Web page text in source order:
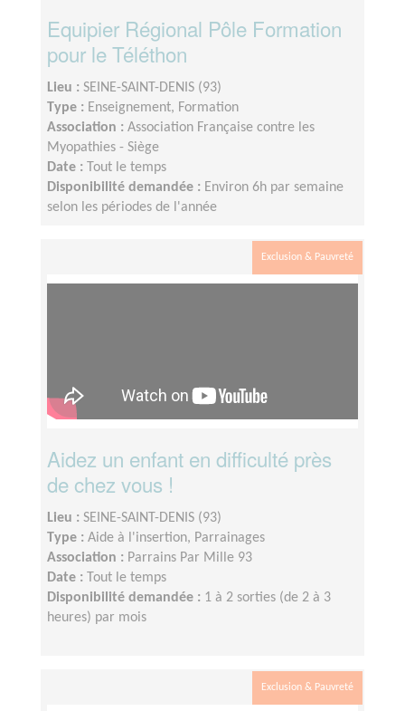
Equipier Régional Pôle Formation
pour le Téléthon
Lieu : SEINE-SAINT-DENIS (93)
Type : Enseignement, Formation
Association : Association Française contre les
Myopathies - Siège
Date :
Tout le temps
Disponibilité demandée : Environ 6h par semaine
selon les périodes de l'année
Exclusion & Pauvreté
Aidez un enfant en difficulté près
de chez vous !
Lieu : SEINE-SAINT-DENIS (93)
Type : Aide à l'insertion, Parrainages
Association : Parrains Par Mille 93
Date :
Tout le temps
Disponibilité demandée : 1 à 2 sorties (de 2 à 3
heures) par mois
Exclusion & Pauvreté